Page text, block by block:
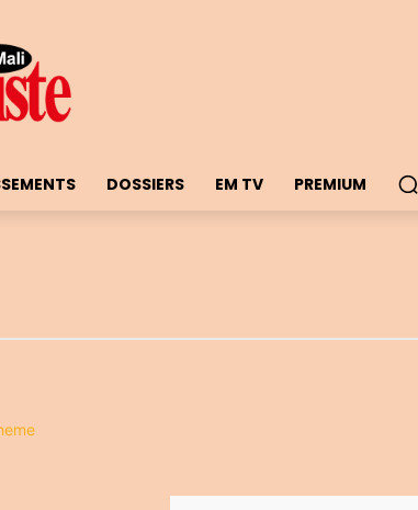
DOSSIERS EM TV PREMIUM